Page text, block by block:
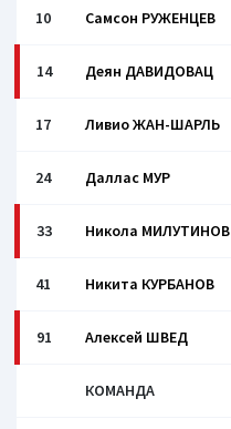
10 Самсон РУЖЕНЦЕВ
14 Деян ДАВИДОВАЦ
17 Ливио ЖАН-ШАРЛЬ
24 Даллас МУР
33 Никола МИЛУТИНОВ
41 Никита КУРБАНОВ
91 Алексей ШВЕД
КОМАНДА